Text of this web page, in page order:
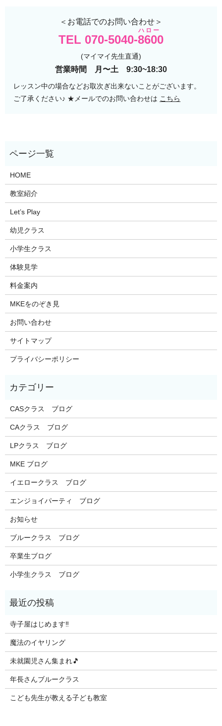
＜お電話でのお問い合わせ＞
TEL 070-5040-8600
(マイマイ先生直通)
営業時間 月〜土 9:30~18:30
レッスン中の場合などお取次ぎ出来ないことがございます。
ご了承ください♪ ★メールでのお問い合わせは こちら
HOME
教室紹介
Let’s Play
幼児クラス
小学生クラス
体験見学
料金案内
MKEをのぞき見
お問い合わせ
サイトマップ
プライバシーポリシー
CASクラス ブログ
CAクラス ブログ
LPクラス ブログ
MKE ブログ
イエロークラス ブログ
エンジョイパーティ ブログ
お知らせ
ブルークラス ブログ
卒業生ブログ
小学生クラス ブログ
寺子屋はじめます‼️
魔法のイヤリング
未就園児さん集まれ🎵
年長さんブルークラス
こども先生が教える子ども教室